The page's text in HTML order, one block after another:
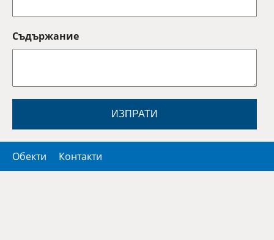
Съдържание
ИЗПРАТИ
Обекти Контакти